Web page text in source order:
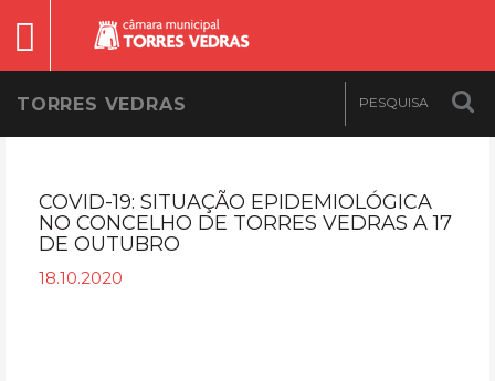
TORRES VEDRAS
COVID-19: SITUAÇÃO EPIDEMIOLÓGICA
NO CONCELHO DE TORRES VEDRAS A 17
DE OUTUBRO
18.10.2020